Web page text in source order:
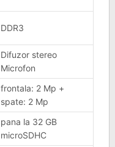
DDR3
Difuzor stereo
Microfon
frontala: 2 Mp +
spate: 2 Mp
pana la 32 GB
microSDHC